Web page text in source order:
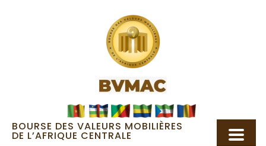
BOURSE DES VALEURS MOBILIÈRES
DE L’AFRIQUE CENTRALE